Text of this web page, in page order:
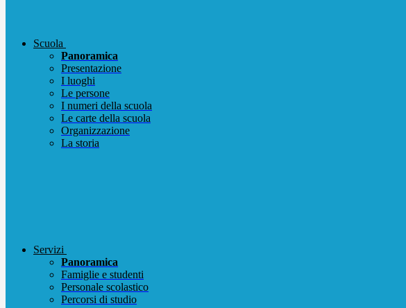
Scuola
Panoramica
Presentazione
I luoghi
Le persone
I numeri della scuola
Le carte della scuola
Organizzazione
La storia
Servizi
Panoramica
Famiglie e studenti
Personale scolastico
Percorsi di studio